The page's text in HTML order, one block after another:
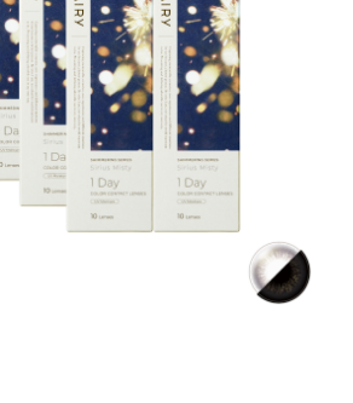
ンタクトレンズ
コンタクトレンズ
ンタクトレンズ
タクトレンズ
ジョン ボシュロム
ン シード
クト（らくらく再購入）
の方へ
便
ン
案内